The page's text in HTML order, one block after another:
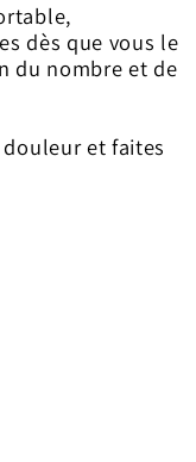
dès que vous le
du nombre et de
et faites